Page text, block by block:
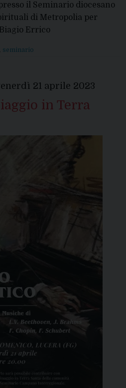
il Seminario diocesano
di Metropolia per
Errico
seminario
21 aprile 2023
in Terra